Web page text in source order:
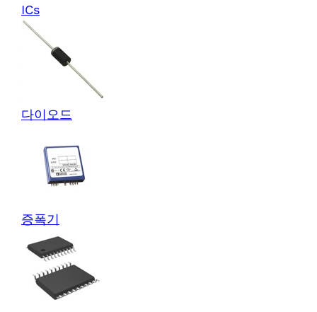
ICs
다이오드
증폭기